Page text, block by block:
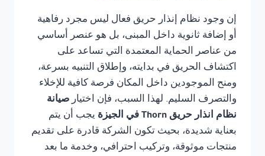
إن وجود نظام إنذار حريق فعال ليس مجرد رفاهية
أو إضافة ثانوية داخل المبنى، بل هو عنصر أساسي
من عناصر الحماية المعتمدة التي تساعد على
اكتشاف الحريق في بدايته، وإطلاق التنبيه بسرعة،
ومنح الموجودين داخل المكان فرصة كافية للإخلاء
والتصرف السليم. لهذا السبب، فإن اختيار صيانة
نظام انذار حريق Thorn في الجيزة
يجب أن يتم
بعناية شديدة، بحيث تكون الشركة قادرة على تقديم
منتجات موثوقة، وتركيب احترافي، وخدمة ما بعد